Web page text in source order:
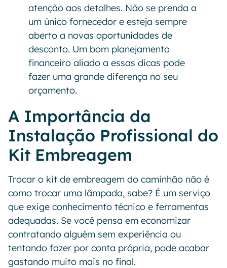
atenção aos detalhes. Não se prenda a
um único fornecedor e esteja sempre
aberto a novas oportunidades de
desconto. Um bom planejamento
financeiro aliado a essas dicas pode
fazer uma grande diferença no seu
orçamento.
A Importância da
Instalação Profissional do
Kit Embreagem
Trocar o kit de embreagem do caminhão não é
como trocar uma lâmpada, sabe? É um serviço
que exige conhecimento técnico e ferramentas
adequadas. Se você pensa em economizar
contratando alguém sem experiência ou
tentando fazer por conta própria, pode acabar
gastando muito mais no final.